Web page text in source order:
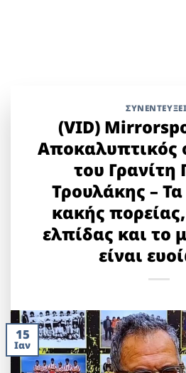
(VID)
Αποκαλυπτικός
του Γρανίτη
Τρουλάκης – Τα
κακής
ελπίδας και το
είναι
15
Ιαν